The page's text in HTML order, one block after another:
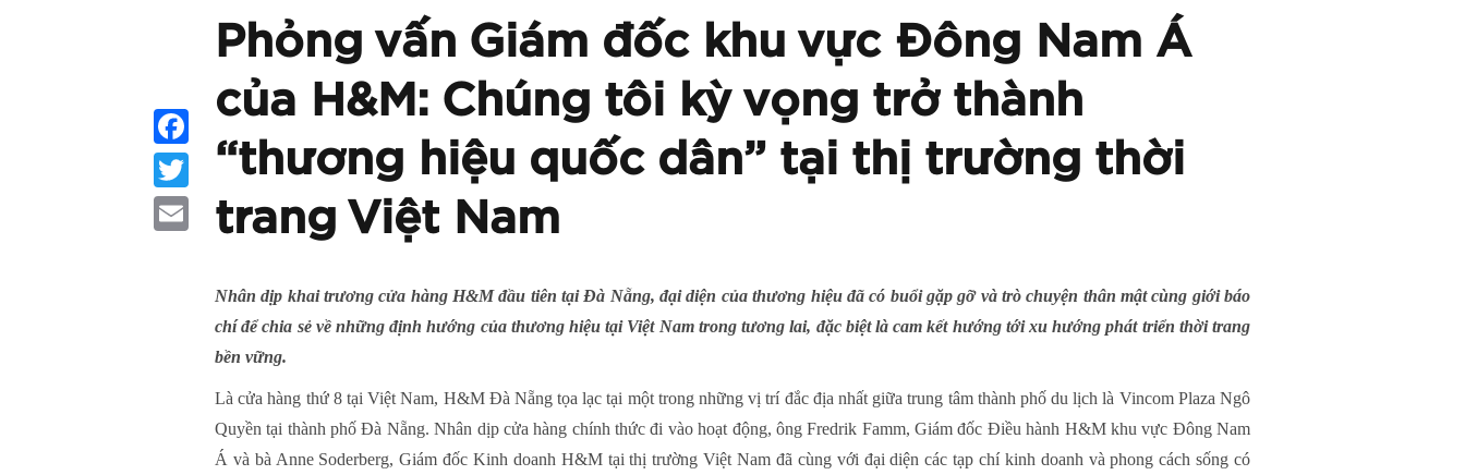
Phỏng vấn Giám đốc khu vực Đông Nam Á
của H&M: Chúng tôi kỳ vọng trở thành
“thương hiệu quốc dân” tại thị trường thời
trang Việt Nam
Nhân dịp khai trương cửa hàng H&M đầu tiên tại Đà Nẵng, đại diện của thương hiệu đã có buổi gặp gỡ và trò chuyện thân mật cùng giới báo
chí để chia sẻ về những định hướng của thương hiệu tại Việt Nam trong tương lai, đặc biệt là cam kết hướng tới xu hướng phát triển thời trang
bền vững.
Là cửa hàng thứ 8 tại Việt Nam, H&M Đà Nẵng tọa lạc tại một trong những vị trí đắc địa nhất giữa trung tâm thành phố du lịch là Vincom Plaza Ngô
Quyền tại thành phố Đà Nẵng. Nhân dịp cửa hàng chính thức đi vào hoạt động, ông Fredrik Famm, Giám đốc Điều hành H&M khu vực Đông Nam
Á và bà Anne Soderberg, Giám đốc Kinh doanh H&M tại thị trường Việt Nam đã cùng với đại diện các tạp chí kinh doanh và phong cách sống có
Facebook
Twitter